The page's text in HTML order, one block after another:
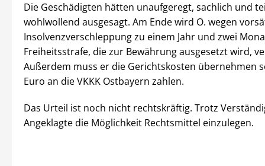
Die Geschädigten hätten unaufgeregt, sachlich und
wohlwollend ausgesagt. Am Ende wird O. wegen
Insolvenzverschleppung zu einem Jahr und zwei
Freiheitsstrafe, die zur Bewährung ausgesetzt wird,
Außerdem muss er die Gerichtskosten übernehmen
Euro an die VKKK Ostbayern zahlen.
Das Urteil ist noch nicht rechtskräftig. Trotz
Angeklagte die Möglichkeit Rechtsmittel einzulegen.